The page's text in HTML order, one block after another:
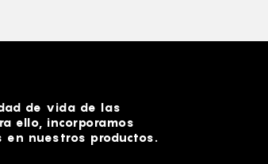
de vida de las
ello, incorporamos
en nuestros productos.